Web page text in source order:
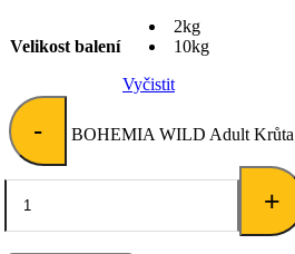
Velikost balení
2kg
10kg
Vyčistit
- BOHEMIA WILD Adult Krůta
+